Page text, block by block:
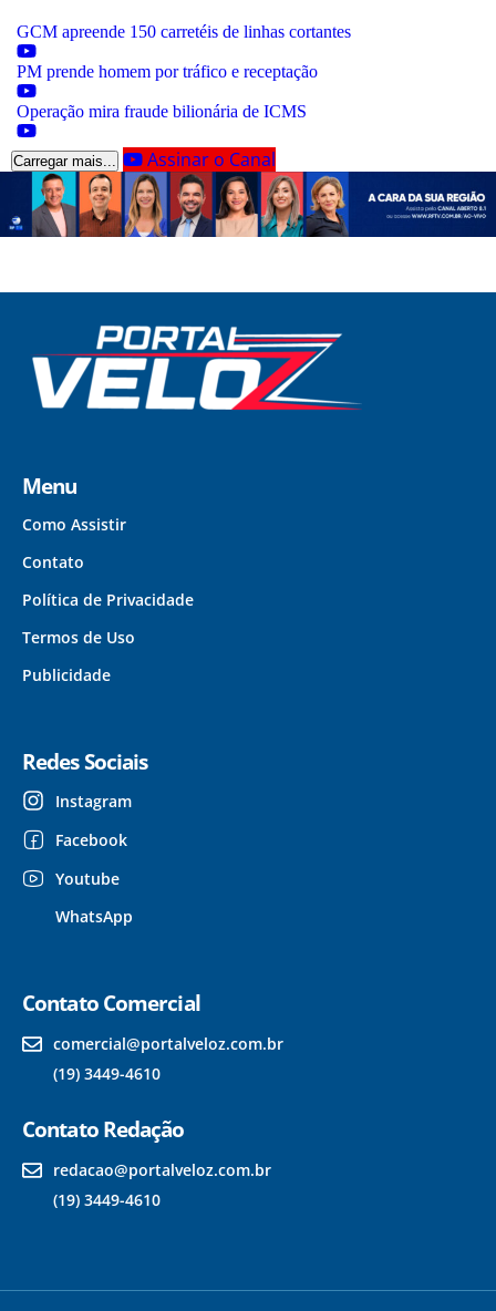
GCM apreende 150 carretéis de linhas cortantes
PM prende homem por tráfico e receptação
Operação mira fraude bilionária de ICMS
Carregar mais... Assinar o Canal
Menu
Como Assistir
Contato
Política de Privacidade
Termos de Uso
Publicidade
Redes Sociais
Instagram
Facebook
Youtube
WhatsApp
Contato Comercial
comercial@portalveloz.com.br
(19) 3449-4610
Contato Redação
redacao@portalveloz.com.br
(19) 3449-4610